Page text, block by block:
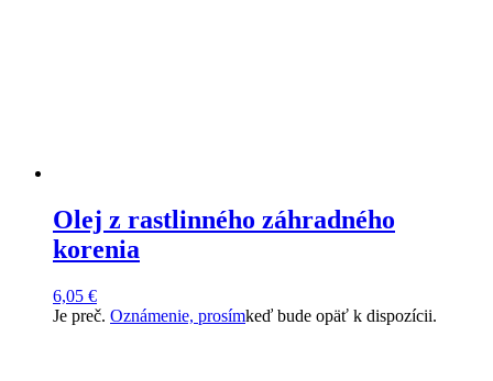
Olej z rastlinného záhradného
korenia
6,05 €
Je preč. Oznámenie, prosímkeď bude opäť k dispozícii.